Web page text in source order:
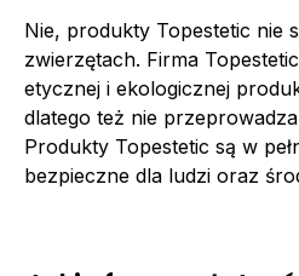
Nie, produkty Topestetic nie
zwierzętach. Firma
etycznej i ekologicznej
dlatego też nie
Produkty Topestetic są w
bezpieczne dla ludzi oraz